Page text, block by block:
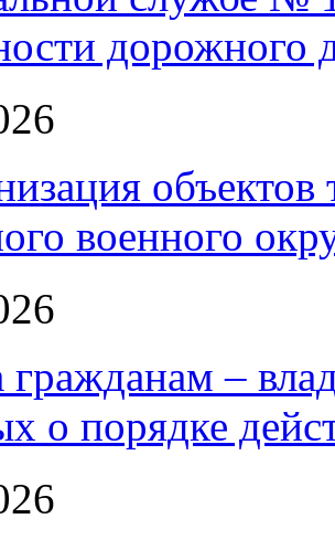
дорожного
объектов
военного
–
о порядке